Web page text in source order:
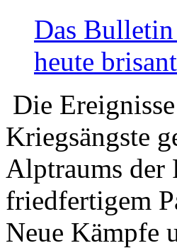
Das
heute
Die
Kriegsängste
Alptraums der
friedfertigem
Neue Kämpfe